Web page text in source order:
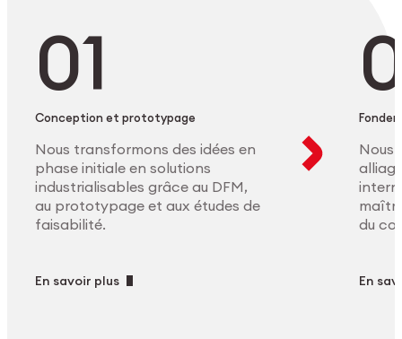
Conception et prototypage
Nous transformons des idées en
phase initiale en solutions
industrialisables grâce au DFM,
au prototypage et aux études de
faisabilité.
En savoir plus
Nous
du
En